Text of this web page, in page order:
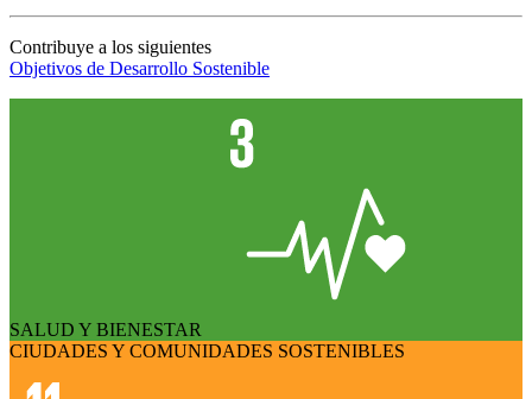
Contribuye a los siguientes
Objetivos de Desarrollo Sostenible
SALUD Y BIENESTAR
CIUDADES Y COMUNIDADES SOSTENIBLES